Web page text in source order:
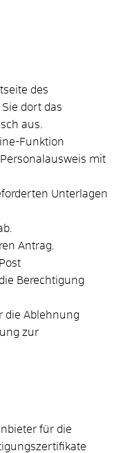
des
dort das
aus.
Funktion
mit
Unterlagen
Antrag.
Berechtigung
die Ablehnung
zur
für die